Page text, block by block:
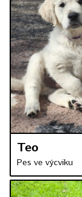
Teo
Pes ve výcviku